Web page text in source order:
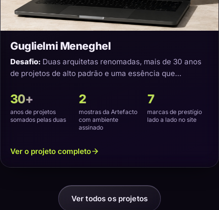
Guglielmi Meneghel
Desafio: Duas arquitetas renomadas, mais de 30 anos
de projetos de alto padrão e uma essência que
30+
anos de projetos
somados pelas duas
2
mostras da Artefacto
com ambiente
assinado
7
marcas de prestígio
lado a lado no site
Ver o projeto completo
Ver todos os projetos